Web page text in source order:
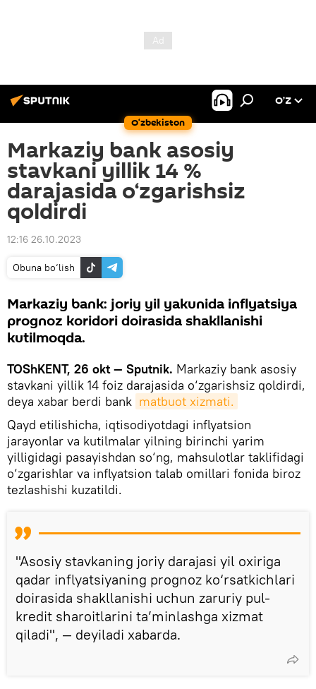
O‘zbekiston
O’Z
Markaziy bank asosiy
stavkani yillik 14 %
darajasida o‘zgarishsiz
qoldirdi
12:16 26.10.2023
Obuna bo‘lish
Markaziy bank: joriy yil yakunida inflyatsiya
prognoz koridori doirasida shakllanishi
kutilmoqda.
TOShKENT, 26 okt — Sputnik. Markaziy bank asosiy
stavkani yillik 14 foiz darajasida o‘zgarishsiz qoldirdi,
deya xabar berdi bank matbuot xizmati.
Qayd etilishicha, iqtisodiyotdagi inflyatsion
jarayonlar va kutilmalar yilning birinchi yarim
yilligidagi pasayishdan so‘ng, mahsulotlar taklifidagi
o‘zgarishlar va inflyatsion talab omillari fonida biroz
tezlashishi kuzatildi.
"Asosiy stavkaning joriy darajasi yil oxiriga
qadar inflyatsiyaning prognoz ko‘rsatkichlari
doirasida shakllanishi uchun zaruriy pul-
kredit sharoitlarini ta’minlashga xizmat
qiladi", — deyiladi xabarda.